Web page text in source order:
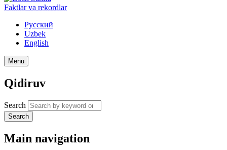
Faktlar va rekordlar
Русский
Uzbek
English
Menu
Qidiruv
Search
Search
Main navigation